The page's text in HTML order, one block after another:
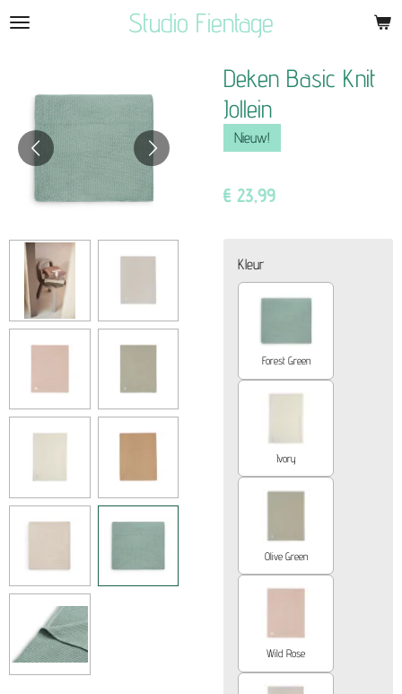
Ga
hoofdinhoud
Studio Fientage
Deken Basic Knit
Jollein
Nieuw!
€ 23,99
Kleur
Forest Green
Ivory
Olive Green
Wild Rose